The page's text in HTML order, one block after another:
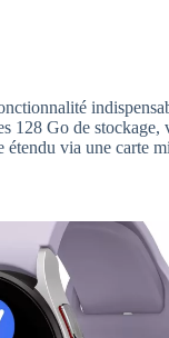
Go de
étendu via une carte